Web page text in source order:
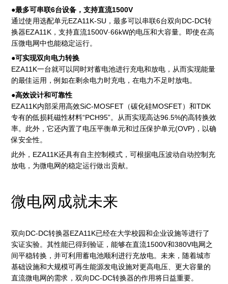
●最多可串联6台设备，支持直流1500V
通过使用选配单元EZA11K-SU，最多可以串联6台双向DC-DC转
换器EZA11K，支持直流1500V·66kW的电压和大容量。即使在高
压微电网中也能稳定运行。
●可实现双向电力转换
EZA11K一台就可以同时对蓄电池进行充电和放电，从而实现能量
的最佳运用，例如在剩余电力时充电，在电力不足时放电。
●高效设计和可靠性
EZA11K内部采用高效SiC-MOSFET（碳化硅MOSFET）和TDK
专有的低损耗磁性材料“PCH95”。从而实现高达96.5%的高转换效
率。此外，它还内置了电压平衡单元和过压保护单元(OVP)，以确
保安全性。
此外，EZA11K还具有自主控制模式，可根据电压波动自动控制充
放电，为微电网的稳定运行做出贡献。
微电网成就未来
双向DC-DC转换器EZA11K已经在大学校园和企业设施等进行了
实证实验。其性能已得到验证，能够在直流1500V和380V电网之
间平稳转换，并可利用蓄电池顺利进行充放电。未来，随着城市
基础设施和大规模可再生能源发电设施对更高电压、更大容量的
直流微电网的需求，双向DC-DC转换器的作用将日益重要。